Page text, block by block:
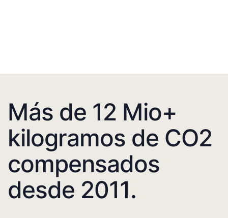
Más de 12 Mio+
kilogramos de CO2
compensados
desde 2011.